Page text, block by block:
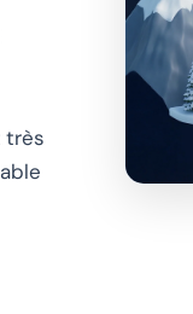
très